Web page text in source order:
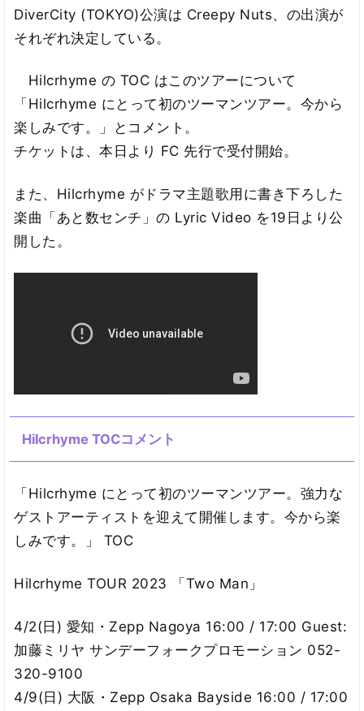
DiverCity (TOKYO)公演は Creepy Nuts、の出演が
それぞれ決定している。
Hilcrhyme の TOC はこのツアーについて
「Hilcrhyme にとって初のツーマンツアー。今から
楽しみです。」とコメント。
チケットは、本日より FC 先行で受付開始。
また、Hilcrhyme がドラマ主題歌用に書き下ろした
楽曲「あと数センチ」の Lyric Video を19日より公
開した。
Hilcrhyme TOCコメント
「Hilcrhyme にとって初のツーマンツアー。強力な
ゲストアーティストを迎えて開催します。今から楽
しみです。」 TOC
Hilcrhyme TOUR 2023 「Two Man」
4/2(日) 愛知・Zepp Nagoya 16:00 / 17:00 Guest:
加藤ミリヤ サンデーフォークプロモーション 052-
320-9100
4/9(日) 大阪・Zepp Osaka Bayside 16:00 / 17:00